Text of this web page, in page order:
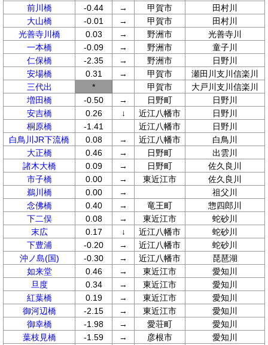
前川橋
-0.44 → 甲賀市
田村川
大山橋
-0.01 → 甲賀市
田村川
光善寺川橋
0.03 → 野洲市
光善寺川
一本橋
-0.09 → 野洲市
童子川
仁保橋
-2.35 → 野洲市
日野川
安場橋
0.31 → 甲賀市
瀬田川支川信楽川
三代出
* 甲賀市
大戸川支川信楽川
増田橋
-0.50 → 日野町
日野川
安吉橋
0.26 ↓ 近江八幡市
日野川
桐原橋
-1.41 近江八幡市
日野川
白鳥川JR下流橋
0.08 → 近江八幡市
白鳥川
大正橋
0.46 → 日野町
出雲川
諸木大橋
0.09 → 日野町
佐久良川
市子橋
0.00 → 東近江市
佐久良川
鵜川橋
0.00 →
祖父川
念佛橋
0.40 → 竜王町
惣四郎川
下二俣
0.08 → 東近江市
蛇砂川
末広
0.17 ↓ 近江八幡市
蛇砂川
下豊浦
-0.20 → 近江八幡市
蛇砂川
沖ノ島(国)
-0.30 → 近江八幡市
琵琶湖
如来堂
0.46 → 東近江市
愛知川
旦度
0.34 → 東近江市
愛知川
紅葉橋
0.19 → 東近江市
愛知川
御河辺橋
-2.15 → 東近江市
愛知川
御幸橋
-1.98 → 愛荘町
愛知川
葉枝見橋
-1.59 → 彦根市
愛知川